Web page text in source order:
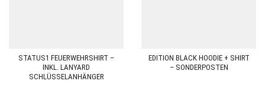
STATUS1 FEUERWEHRSHIRT –
INKL. LANYARD
SCHLÜSSELANHÄNGER
EDITION BLACK HOODIE + SHIRT
– SONDERPOSTEN